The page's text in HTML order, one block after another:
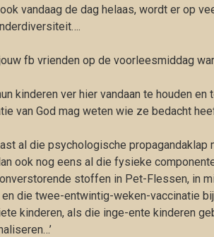
vandaag de dag helaas, wordt er op
fb vrienden op de voorleesmiddag
kinderen ver hier vandaan te houden
van God mag weten wie ze bedacht
al die psychologische propagandaklap
ook nog eens al die fysieke
stoffen in Pet-Flessen, in
en die twee-entwintig-weken-vaccinatie
kinderen, als die inge-ente kinderen